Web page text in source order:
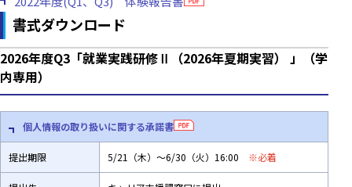
書式ダウンロード
2026年度Q3「就業実践研修Ⅱ（2026年夏期実習） 」（学
内専用）
個人情報の取り扱いに関する承諾書
提出期限 5/21（木）～6/30（火）16:00 ※必着